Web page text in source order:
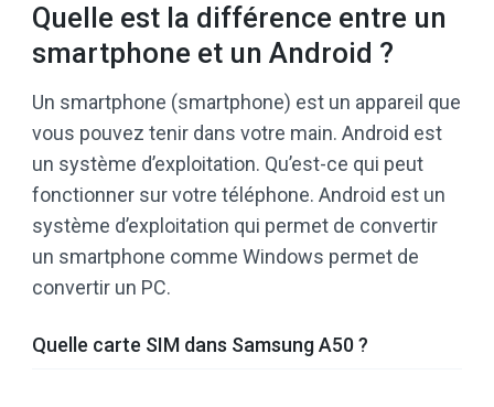
Quelle est la différence entre un
smartphone et un Android ?
Un smartphone (smartphone) est un appareil que
vous pouvez tenir dans votre main. Android est
un système d’exploitation. Qu’est-ce qui peut
fonctionner sur votre téléphone. Android est un
système d’exploitation qui permet de convertir
un smartphone comme Windows permet de
convertir un PC.
Quelle carte SIM dans Samsung A50 ?